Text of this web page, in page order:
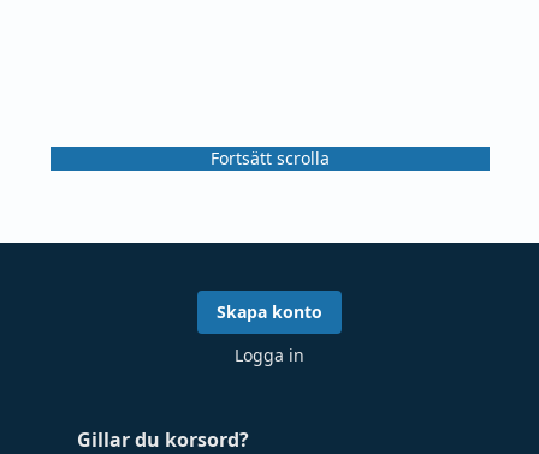
Fortsätt scrolla
Gillar du korsord?
Skapa konto
Logga in